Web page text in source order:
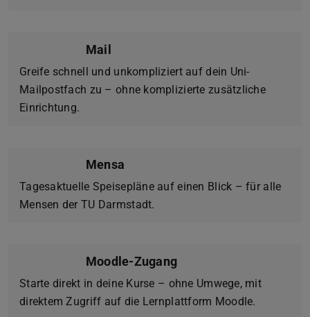
Mail
Greife schnell und unkompliziert auf dein Uni-
Mailpostfach zu – ohne komplizierte zusätzliche
Einrichtung.
Mensa
Tagesaktuelle Speisepläne auf einen Blick – für alle
Mensen der TU Darmstadt.
Moodle-Zugang
Starte direkt in deine Kurse – ohne Umwege, mit
direktem Zugriff auf die Lernplattform Moodle.